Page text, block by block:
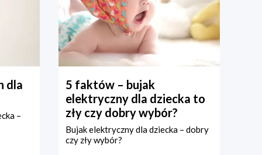
dla
–
5 faktów – bujak
elektryczny dla dziecka to
zły czy dobry wybór?
Bujak elektryczny dla dziecka – dobry
czy zły wybór?